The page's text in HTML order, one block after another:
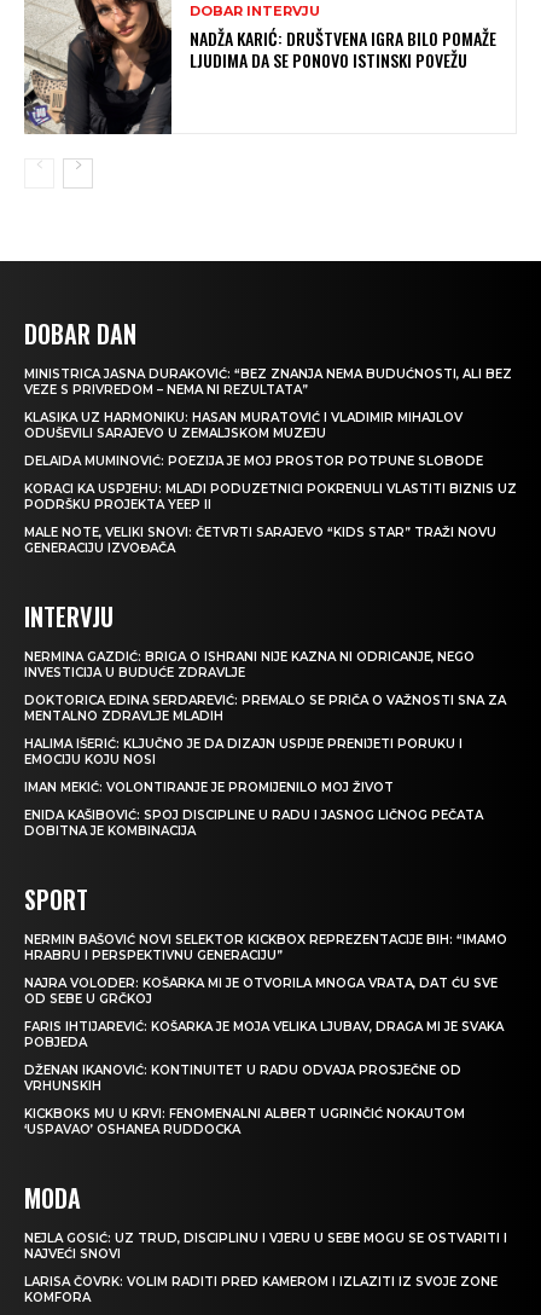
DOBAR INTERVJU
NADŽA KARIĆ: DRUŠTVENA IGRA BILO POMAŽE
LJUDIMA DA SE PONOVO ISTINSKI POVEŽU
DOBAR DAN
MINISTRICA JASNA DURAKOVIĆ: “BEZ ZNANJA NEMA BUDUĆNOSTI, ALI BEZ
VEZE S PRIVREDOM – NEMA NI REZULTATA”
KLASIKA UZ HARMONIKU: HASAN MURATOVIĆ I VLADIMIR MIHAJLOV
ODUŠEVILI SARAJEVO U ZEMALJSKOM MUZEJU
DELAIDA MUMINOVIĆ: POEZIJA JE MOJ PROSTOR POTPUNE SLOBODE
KORACI KA USPJEHU: MLADI PODUZETNICI POKRENULI VLASTITI BIZNIS UZ
PODRŠKU PROJEKTA YEEP II
MALE NOTE, VELIKI SNOVI: ČETVRTI SARAJEVO “KIDS STAR” TRAŽI NOVU
GENERACIJU IZVOĐAČA
INTERVJU
NERMINA GAZDIĆ: BRIGA O ISHRANI NIJE KAZNA NI ODRICANJE, NEGO
INVESTICIJA U BUDUĆE ZDRAVLJE
DOKTORICA EDINA SERDAREVIĆ: PREMALO SE PRIČA O VAŽNOSTI SNA ZA
MENTALNO ZDRAVLJE MLADIH
HALIMA IŠERIĆ: KLJUČNO JE DA DIZAJN USPIJE PRENIJETI PORUKU I
EMOCIJU KOJU NOSI
IMAN MEKIĆ: VOLONTIRANJE JE PROMIJENILO MOJ ŽIVOT
ENIDA KAŠIBOVIĆ: SPOJ DISCIPLINE U RADU I JASNOG LIČNOG PEČATA
DOBITNA JE KOMBINACIJA
SPORT
NERMIN BAŠOVIĆ NOVI SELEKTOR KICKBOX REPREZENTACIJE BIH: “IMAMO
HRABRU I PERSPEKTIVNU GENERACIJU”
NAJRA VOLODER: KOŠARKA MI JE OTVORILA MNOGA VRATA, DAT ĆU SVE
OD SEBE U GRČKOJ
FARIS IHTIJAREVIĆ: KOŠARKA JE MOJA VELIKA LJUBAV, DRAGA MI JE SVAKA
POBJEDA
DŽENAN IKANOVIĆ: KONTINUITET U RADU ODVAJA PROSJEČNE OD
VRHUNSKIH
KICKBOKS MU U KRVI: FENOMENALNI ALBERT UGRINČIĆ NOKAUTOM
‘USPAVAO’ OSHANEA RUDDOCKA
MODA
NEJLA GOSIĆ: UZ TRUD, DISCIPLINU I VJERU U SEBE MOGU SE OSTVARITI I
NAJVEĆI SNOVI
LARISA ČOVRK: VOLIM RADITI PRED KAMEROM I IZLAZITI IZ SVOJE ZONE
KOMFORA